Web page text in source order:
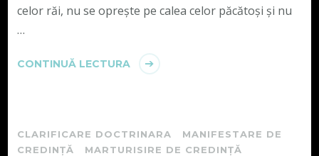
celor răi, nu se opreşte pe calea celor păcătoşi şi nu
…
CONTINUĂ LECTURA
CLARIFICARE DOCTRINARA
MANIFESTARE DE
CREDINȚĂ
MARTURISIRE DE CREDINȚĂ